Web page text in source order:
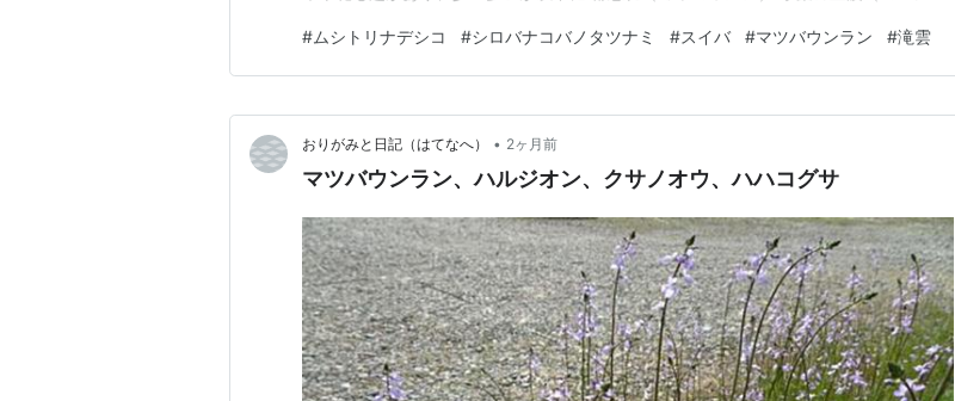
酸葉（スイバ） 松葉海蘭（マツバウンラン） 麦草（ムギクサ） 実家裏庭の先は砂地で
アカシア、アカマツ等がある緑地、此処を…
#ムシトリナデシコ #シロバナコバノタツナミ #スイバ #マツバウンラン #滝雲
おりがみと日記（はてなへ） • 2ヶ月前
マツバウンラン、ハルジオン、クサノオウ、ハハコグサ